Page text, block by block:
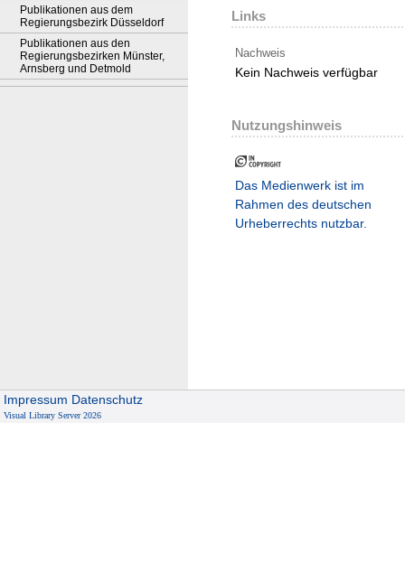
Publikationen aus dem
Regierungsbezirk Düsseldorf
Publikationen aus den
Regierungsbezirken Münster,
Arnsberg und Detmold
Links
Nachweis
Kein Nachweis verfügbar
Nutzungshinweis
Das Medienwerk ist im
Rahmen des deutschen
Urheberrechts nutzbar.
Impressum Datenschutz
Visual Library Server 2026